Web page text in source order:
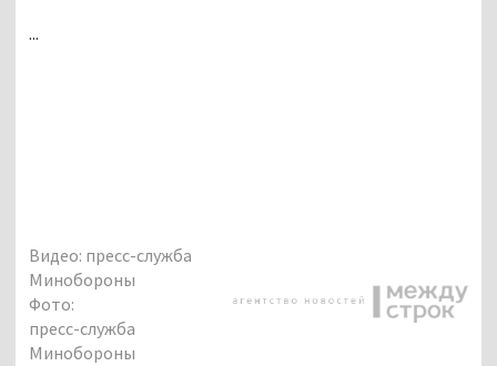
...
Видео: пресс-служба
Минобороны
Фото:
пресс-служба
Минобороны